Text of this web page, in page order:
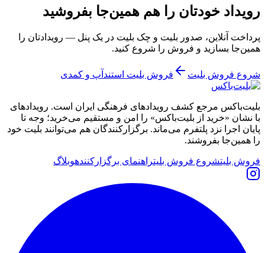
رویداد خودتان را هم همین‌جا بفروشید
پرداخت آنلاین، صدور بلیت و چک بلیت در یک پنل — رویدادتان را
همین‌جا بسازید و فروش را شروع کنید.
شروع فروش بلیت فروش بلیت استندآپ و کمدی
بلیت‌باکس مرجع کشف رویدادهای فرهنگی ایران است. رویدادهای
با نشان «خرید از بلیت‌باکس» را امن و مستقیم می‌خرید؛ وجه تا
پایان اجرا نزد پلتفرم می‌ماند. برگزارکنندگان هم می‌توانند بلیت خود
را همین‌جا بفروشند.
فروش بلیتشروع فروش بلیتراهنمای برگزارکنندهوبلاگ